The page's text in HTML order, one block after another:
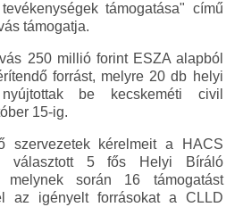
támogatása" című
támogatja.
250 millió forint ESZA alapból
forrást, melyre 20 db helyi
be kecskeméti civil
15-ig.
szervezetek kérelmeit a HACS
választott 5 fős Helyi Bíráló
melynek során 16 támogatást
az igényelt forrásokat a CLLD